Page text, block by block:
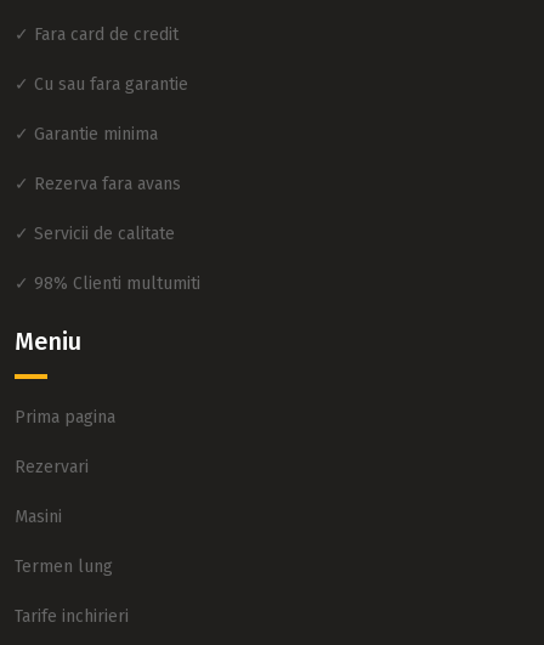
✓ Fara card de credit
✓ Cu sau fara garantie
✓ Garantie minima
✓ Rezerva fara avans
✓ Servicii de calitate
✓ 98% Clienti multumiti
Meniu
Prima pagina
Rezervari
Masini
Termen lung
Tarife inchirieri